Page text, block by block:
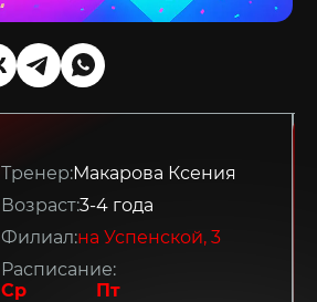
Тренер:Макарова Ксения
Возраст:3-4 года
Филиал:на Успенской, 3
Расписание:
Ср
Пт